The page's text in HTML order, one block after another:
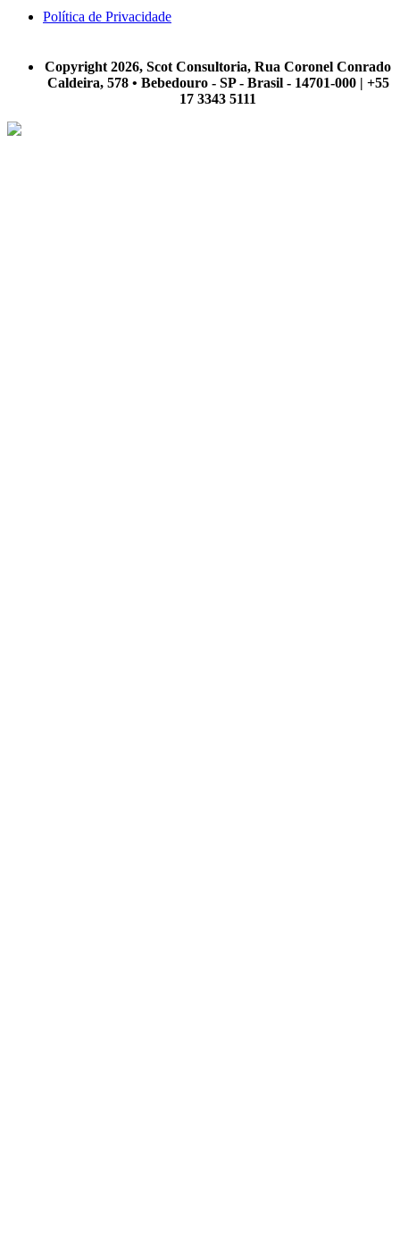
Política de Privacidade
Copyright 2026, Scot Consultoria, Rua Coronel Conrado
Caldeira, 578 • Bebedouro - SP - Brasil - 14701-000 | +55
17 3343 5111